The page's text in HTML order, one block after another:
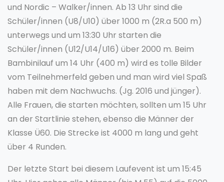
und Nordic – Walker/innen. Ab 13 Uhr sind die
Schüler/innen (U8/U10) über 1000 m (2R.a 500 m)
unterwegs und um 13:30 Uhr starten die
Schüler/innen (U12/U14/U16) über 2000 m. Beim
Bambinilauf um 14 Uhr (400 m) wird es tolle Bilder
vom Teilnehmerfeld geben und man wird viel Spaß
haben mit dem Nachwuchs. (Jg. 2016 und jünger).
Alle Frauen, die starten möchten, sollten um 15 Uhr
an der Startlinie stehen, ebenso die Männer der
Klasse Ü60. Die Strecke ist 4000 m lang und geht
über 4 Runden.
Der letzte Start bei diesem Laufevent ist um 15:45